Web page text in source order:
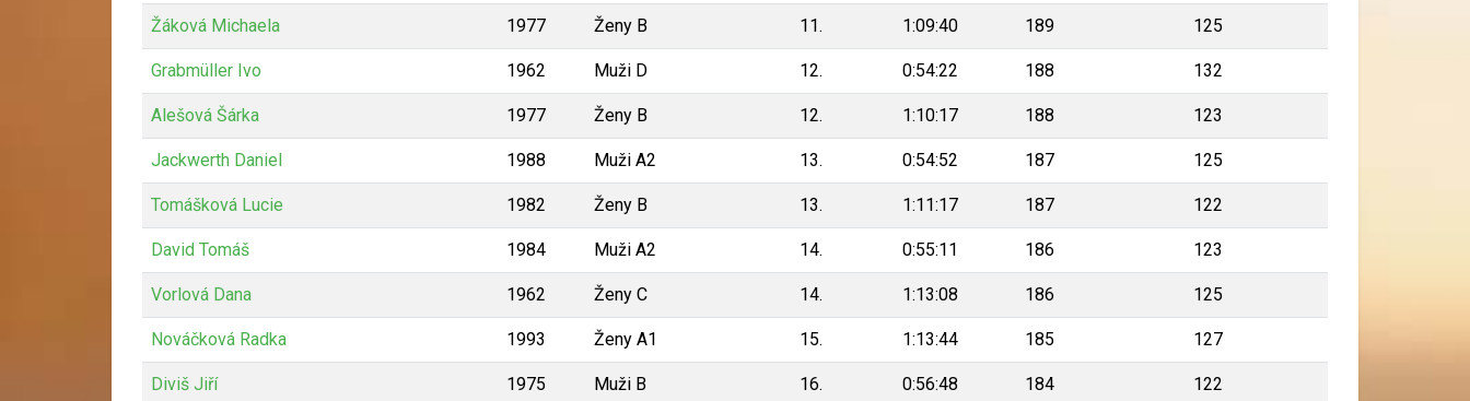
Žáková Michaela 1977 Ženy B 11. 1:09:40 189 125
Grabmüller Ivo 1962 Muži D 12. 0:54:22 188 132
Alešová Šárka 1977 Ženy B 12. 1:10:17 188 123
Jackwerth Daniel 1988 Muži A2 13. 0:54:52 187 125
Tomášková Lucie 1982 Ženy B 13. 1:11:17 187 122
David Tomáš 1984 Muži A2 14. 0:55:11 186 123
Vorlová Dana 1962 Ženy C 14. 1:13:08 186 125
Nováčková Radka 1993 Ženy A1 15. 1:13:44 185 127
Diviš Jiří 1975 Muži B 16. 0:56:48 184 122